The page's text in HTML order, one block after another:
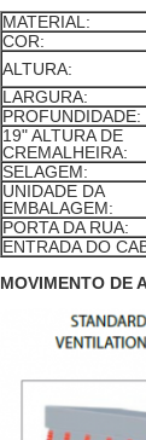
MATERIAL:
COR:
ALTURA:
LARGURA:
PROFUNDIDADE:
19" ALTURA DE
CREMALHEIRA:
SELAGEM:
UNIDADE DA
EMBALAGEM:
PORTA DA RUA:
ENTRADA DO
MOVIMENTO DE